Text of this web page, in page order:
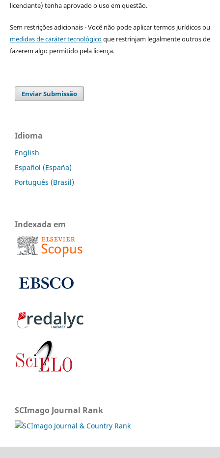
licenciante) tenha aprovado o uso em questão.
Sem restrições adicionais - Você não pode aplicar termos jurídicos ou
medidas de caráter tecnológicoque restrinjam legalmente outros de
fazerem algo permitido pela licença.
Enviar Submissão
Idioma
English
Español (España)
Português (Brasil)
Indexada em
SCImago Journal Rank